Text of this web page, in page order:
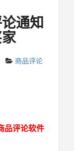
通知
商品评论
评论软件